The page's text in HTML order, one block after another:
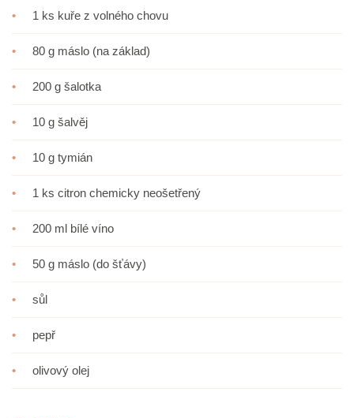
• 1 ks kuře z volného chovu
• 80 g máslo (na základ)
• 200 g šalotka
• 10 g šalvěj
• 10 g tymián
• 1 ks citron chemicky neošetřený
• 200 ml bílé víno
• 50 g máslo (do šťávy)
• sůl
• pepř
• olivový olej